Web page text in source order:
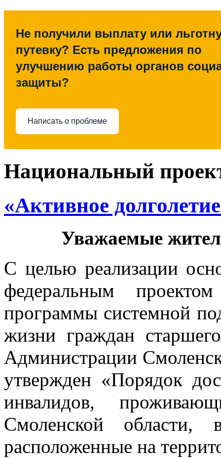
Не получили выплату или
путевку? Есть предложения по
улучшению работы органов
защиты?
Написать о проблеме
Национальный
«Активное
Уважаемые
С целью реализации
федеральным
программы системной
жизни граждан
Администрации
утвержден «Порядок
инвалидов,
Смоленской области,
расположенные на